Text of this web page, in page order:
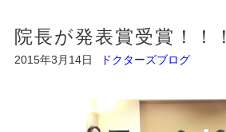
院長が発表賞受賞！！！
2015年3月14日 ドクターズブログ